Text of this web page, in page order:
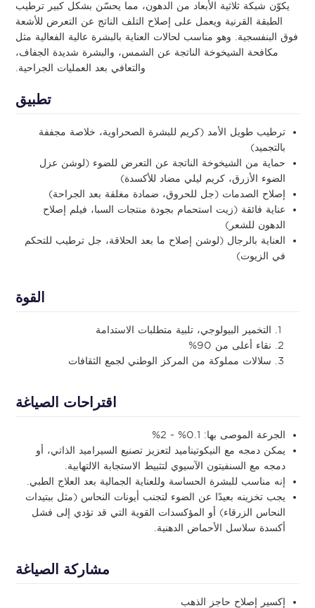
يكوّن شبكة ثلاثية الأبعاد من الدهون، مما يحسّن بشكل كبير ترطيب
الطبقة القرنية ويعمل على إصلاح التلف الناتج عن التعرض للأشعة
فوق البنفسجية. وهو مناسب لحالات العناية بالبشرة عالية الفعالية مثل
مكافحة الشيخوخة الناتجة عن الشمس، والبشرة شديدة الجفاف،
والتعافي بعد العمليات الجراحية.
تطبيق
ترطيب طويل الأمد (كريم للبشرة الصحراوية، خلاصة مجففة
بالتجميد)
حماية من الشيخوخة الناتجة عن التعرض للضوء (لوشن عزل
الضوء الأزرق، كريم ليلي مضاد للأكسدة)
إصلاح الصدمات (جل للحروق، ضمادة مغلقة بعد الجراحة)
عناية فائقة (زيت استحمام بجودة منتجات السبا، فيلم إصلاح
الدهون للشعر)
العناية بالرجال (لوشن إصلاح ما بعد الحلاقة، جل ترطيب للتحكم
في الزيوت)
القوة
التخمير البيولوجي، تلبية متطلبات الاستدامة
نقاء أعلى من 90%
سلالات مملوكة من المركز الوطني لجمع الثقافات
اقتراحات الصياغة
الجرعة الموصى بها: 0.1% - 2%
يمكن دمجه مع النيكوتيناميد لتعزيز تصنيع السيراميد الذاتي، أو
دمجه مع السنفيتون الآسيوي لتثبيط الاستجابة الالتهابية.
إنه مناسب للبشرة الحساسة وللعناية الجمالية بعد العلاج الطبي.
يجب تخزينه بعيدًا عن الضوء لتجنب أيونات النحاس (مثل ببتيدات
النحاس الزرقاء) أو المؤكسدات القوية التي قد تؤدي إلى فشل
أكسدة سلاسل الأحماض الدهنية.
مشاركة الصياغة
إكسير إصلاح حاجز الذهب